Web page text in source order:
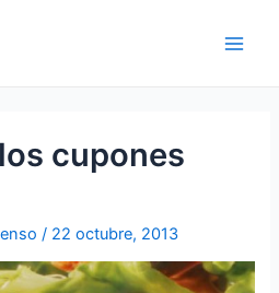
cupones
enso/ 22 octubre, 2013